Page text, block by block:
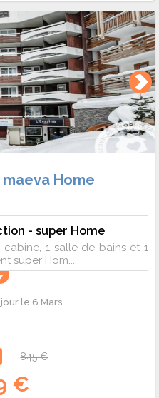
Home
- super Home
cabine, 1 salle de bains et 1
super Hom...
le 6 Mars
845 €
€